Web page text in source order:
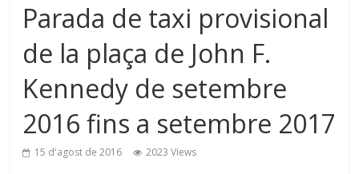
Parada de taxi provisional
de la plaça de John F.
Kennedy de setembre
2016 fins a setembre 2017
15 d'agost de 2016 2023 Views